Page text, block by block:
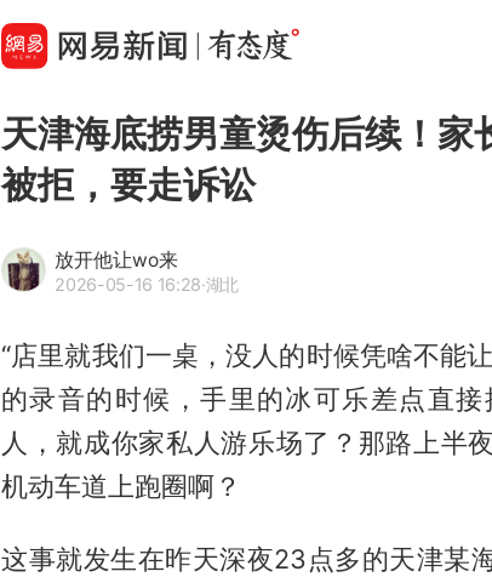
天津海底捞男童烫伤后续！家
被拒，要走诉讼
放开他让wo来
2026-05-16 16:28·湖北
“店里就我们一桌，没人的时候凭啥不能
的录音的时候，手里的冰可乐差点直
人，就成你家私人游乐场了？那路上半
机动车道上跑圈啊？
这事就发生在昨天深夜23点多的天津某